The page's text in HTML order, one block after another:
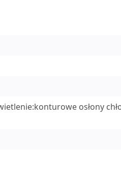
osłony